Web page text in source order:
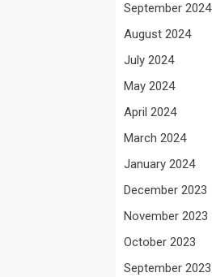
September 2024
August 2024
July 2024
May 2024
April 2024
March 2024
January 2024
December 2023
November 2023
October 2023
September 2023